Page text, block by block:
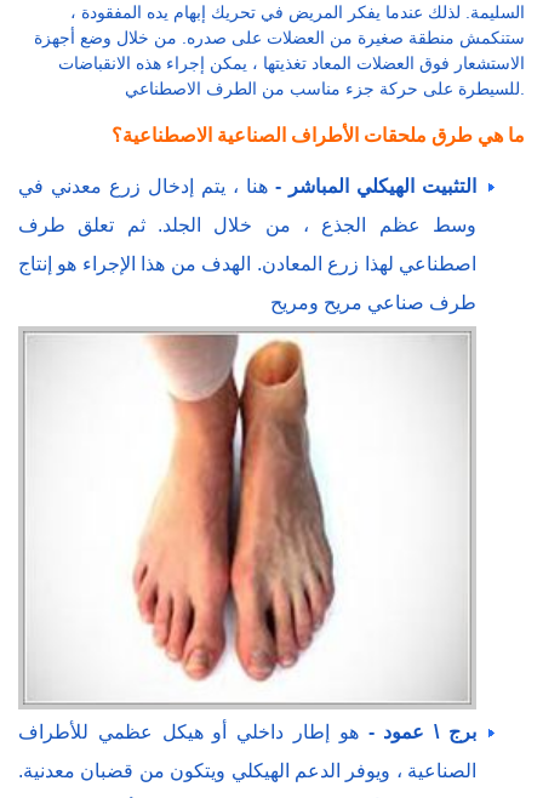
السليمة. لذلك عندما يفكر المريض في تحريك إبهام يده المفقودة ،
ستنكمش منطقة صغيرة من العضلات على صدره. من خلال وضع أجهزة
الاستشعار فوق العضلات المعاد تغذيتها ، يمكن إجراء هذه الانقباضات
ما هي طرق ملحقات الأطراف الصناعية الاصطناعية؟
التثبيت الهيكلي المباشر - هنا ، يتم إدخال زرع معدني في
وسط عظم الجذع ، من خلال الجلد. ثم تعلق طرف
اصطناعي لهذا زرع المعادن. الهدف من هذا الإجراء هو إنتاج
طرف صناعي مريح ومريح
برج \ عمود -هو إطار داخلي أو هيكل عظمي للأطراف
الصناعية ، ويوفر الدعم الهيكلي ويتكون من قضبان معدنية.